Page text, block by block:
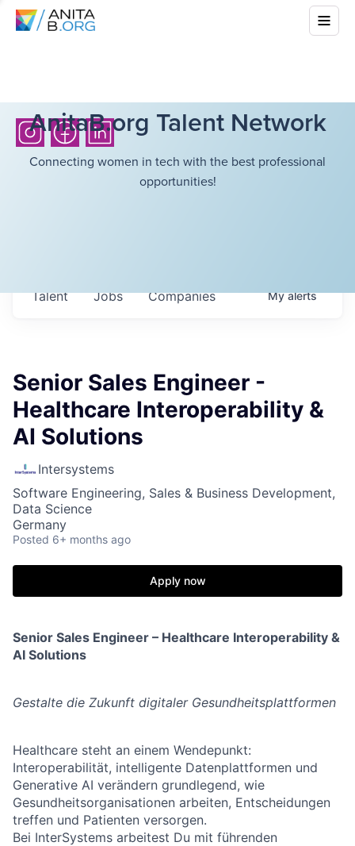
AnitaB.org Talent Network
Connecting women in tech with the best professional
opportunities!
Jobs Companies
Talent Myalerts
Senior Sales Engineer -
Healthcare Interoperability &
AI Solutions
Intersystems
Software Engineering, Sales & Business Development,
Data Science
Germany
Posted 6+ months ago
Apply now
Senior Sales Engineer – Healthcare Interoperability &
AI Solutions
Gestalte die Zukunft digitaler Gesundheitsplattformen
Healthcare steht an einem Wendepunkt:
Interoperabilität, intelligente Datenplattformen und
Generative AI verändern grundlegend, wie
Gesundheitsorganisationen arbeiten, Entscheidungen
treffen und Patienten versorgen.
Bei InterSystems arbeitest Du mit führenden